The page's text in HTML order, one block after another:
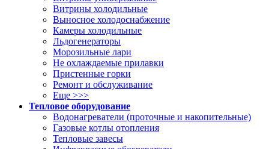
Витрины холодильные
Выносное холодоснабжение
Камеры холодильные
Льдогенераторы
Морозильные лари
Не охлаждаемые прилавки
Пристенные горки
Ремонт и обслуживание
Еще >>>
Тепловое оборудование
Водонагреватели (проточные и накопительные)
Газовые котлы отопления
Тепловые завесы